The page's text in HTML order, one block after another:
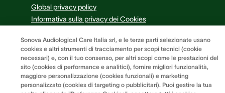
Global privacy policy
Informativa sulla privacy dei Cookies
Preferenze dei cookie
Sonova Audiological Care Italia srl, e le terze parti selezionate usano
cookies e altri strumenti di tracciamento per scopi tecnici (cookie
necessari) e, con il tuo consenso, per altri scopi come le prestazioni del
sito (cookies di performance e analitici), fornire migliori funzionalità,
maggiore personalizzazione (cookies funzionali) e marketing
personalizzato (cookies di targeting o pubblicitari). Puoi gestire la tua